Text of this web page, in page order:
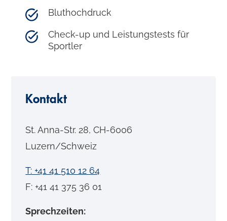
Bluthochdruck
Check-up und Leistungstests für
Sportler
Kontakt
St. Anna-Str. 28, CH-6006
Luzern/Schweiz
T: +41 41 510 12 64
F: +41 41 375 36 01
Sprechzeiten: